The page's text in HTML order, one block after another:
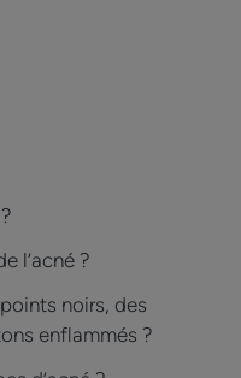
l’acné ?
noirs, des
enflammés ?